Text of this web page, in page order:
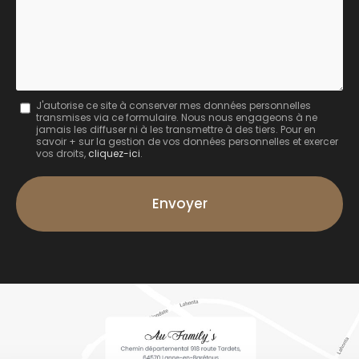
Message
J'autorise ce site à conserver mes données personnelles
transmises via ce formulaire. Nous nous engageons à ne
jamais les diffuser ni à les transmettre à des tiers. Pour en
savoir + sur la gestion de vos données personnelles et exercer
vos droits, cliquez-ici.
Acceptation
RGPD
*
Envoyer